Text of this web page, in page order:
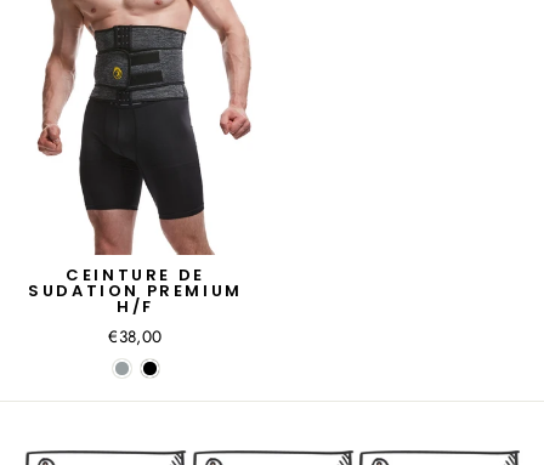
CEINTURE DE
SUDATION PREMIUM
H/F
€38,00